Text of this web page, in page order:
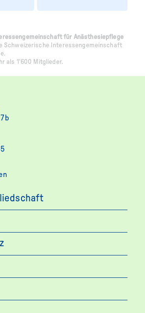
für Anästhesiepflege
Schweizerische Interessengemeinschaft
als 1'600 Mitglieder.